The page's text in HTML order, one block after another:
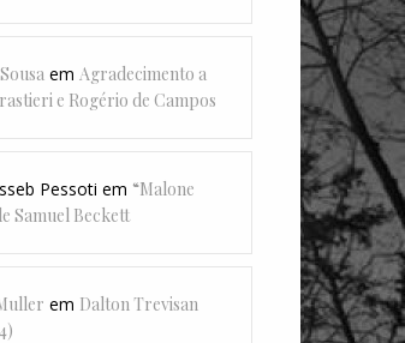
em Agradecimento a
e Rogério de Campos
Pessoti em “Malone
Samuel Beckett
em Dalton Trevisan